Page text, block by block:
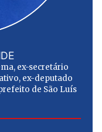
ex-secretário
ex-deputado
de São Luís